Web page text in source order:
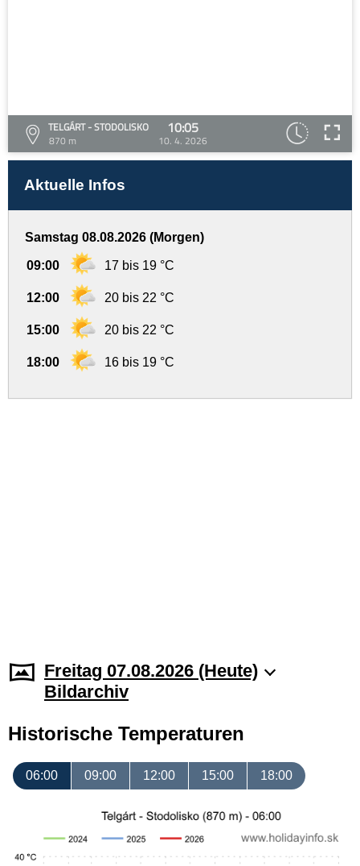
TELGÁRT - STODOLISKO
870 m
10:05
10. 4. 2026
Aktuelle Infos
Samstag 08.08.2026 (Morgen)
09:00 17 bis 19 °C
12:00 20 bis 22 °C
15:00 20 bis 22 °C
18:00 16 bis 19 °C
Freitag 07.08.2026 (Heute)
Bildarchiv
Historische Temperaturen
06:00 09:00 12:00 15:00 18:00